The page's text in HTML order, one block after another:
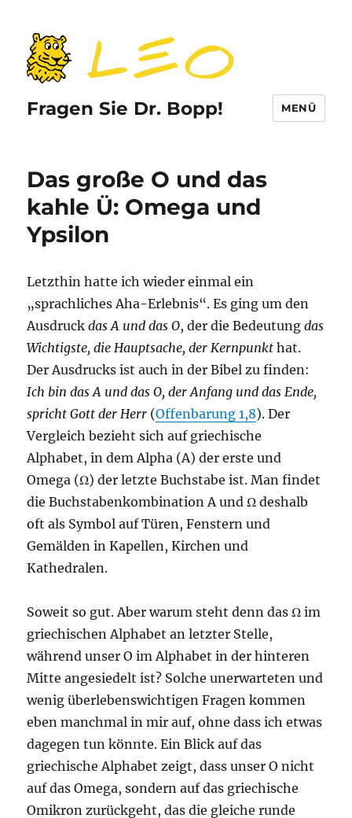
Fragen Sie Dr. Bopp! MENÜ
Das große O und das
kahle Ü: Omega und
Ypsilon
Letzthin hatte ich wieder einmal ein
„sprachliches Aha-Erlebnis“. Es ging um den
Ausdruckdas A und das O, der die Bedeutungdas
Wichtigste, die Hauptsache, der Kernpunkthat.
Der Ausdrucks ist auch in der Bibel zu finden:
Ich bin das A und das O, der Anfang und das Ende,
spricht Gott der Herr (Offenbarung 1,8). Der
Vergleich bezieht sich auf griechische
Alphabet, in dem Alpha (A) der erste und
Omega (Ω) der letzte Buchstabe ist. Man findet
die Buchstabenkombination A und Ω deshalb
oft als Symbol auf Türen, Fenstern und
Gemälden in Kapellen, Kirchen und
Kathedralen.
Soweit so gut. Aber warum steht denn das Ω im
griechischen Alphabet an letzter Stelle,
während unser O im Alphabet in der hinteren
Mitte angesiedelt ist? Solche unerwarteten und
wenig überlebenswichtigen Fragen kommen
eben manchmal in mir auf, ohne dass ich etwas
dagegen tun könnte. Ein Blick auf das
griechische Alphabet zeigt, dass unser O nicht
auf das Omega, sondern auf das griechische
Omikron zurückgeht, das die gleiche runde